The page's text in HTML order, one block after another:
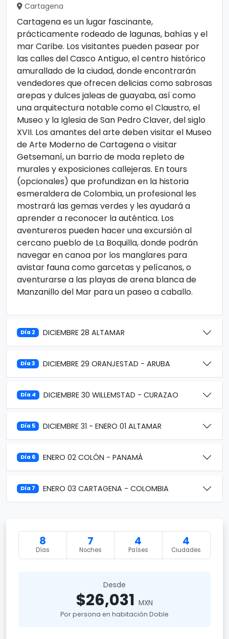
Cartagena
Cartagena es un lugar fascinante,
prácticamente rodeado de lagunas, bahías y el
mar Caribe. Los visitantes pueden pasear por
las calles del Casco Antiguo, el centro histórico
amurallado de la ciudad, donde encontrarán
vendedores que ofrecen delicias como sabrosas
arepas y dulces jaleas de guayaba, así como
una arquitectura notable como el Claustro, el
Museo y la Iglesia de San Pedro Claver, del siglo
XVII. Los amantes del arte deben visitar el Museo
de Arte Moderno de Cartagena o visitar
Getsemaní, un barrio de moda repleto de
murales y exposiciones callejeras. En tours
(opcionales) que profundizan en la historia
esmeraldera de Colombia, un profesional les
mostrará las gemas verdes y les ayudará a
aprender a reconocer la auténtica. Los
aventureros pueden hacer una excursión al
cercano pueblo de La Boquilla, donde podrán
navegar en canoa por los manglares para
avistar fauna como garcetas y pelícanos, o
aventurarse a las playas de arena blanca de
Manzanillo del Mar para un paseo a caballo.
Día 2 DICIEMBRE 28 ALTAMAR
Día 3 DICIEMBRE 29 ORANJESTAD - ARUBA
Día 4 DICIEMBRE 30 WILLEMSTAD - CURAZAO
Día 5 DICIEMBRE 31 - ENERO 01 ALTAMAR
Día 6 ENERO 02 COLÓN - PANAMÁ
Día 7 ENERO 03 CARTAGENA - COLOMBIA
8
Días
7
Noches
4
Países
4
Ciudades
Desde
$26,031 MXN
Por persona en habitación Doble